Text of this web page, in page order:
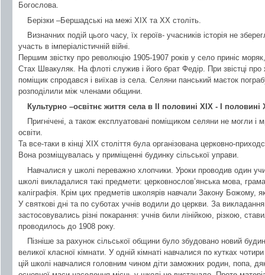
Богослова.
Берізки –Бершадські на межі ХІХ та ХХ століть.
Визначних подій цього часу, їх героїв- учасників історія не
участь в імперіалістичній війні.
Першим звістку про революцію 1905-1907 років у село приніс
Стах Швакуляк. На флоті служив і його брат Федір. При звістці про
поміщик спродався і виїхав із села. Селяни панський маєток
розподілили між членами общини.
Культурно –освітнє життя села в ІІ половині ХІХ - І половині
Пригнічені, а також експлуатовані поміщиком селяни не могли і
освіти.
Та все-таки в кінці ХІХ століття була організована церковно-
Вона розміщувалась у приміщенні будинку сільської управи.
Навчалися у школі переважно хлопчики. Уроки проводив один
школі викладалися такі предмети: церковнослов’янська мова,
каліграфія. Крім цих предметів школярів навчали Закону Божому,
У святкові дні та по суботах учнів водили до церкви. За
застосовувались різні покарання: учнів били лінійкою, різкою,
проводилось до 1908 року.
Пізніше за рахунок сільської общини було збудовано новий
великої класної кімнати. У одній кімнаті навчалися по кутках
цій школі навчалися головним чином діти заможних родин, попа,